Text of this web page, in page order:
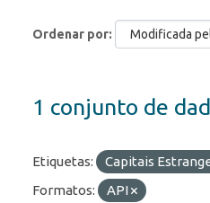
Ordenar por
1 conjunto de
Etiquetas: Capitais
Formatos:
API